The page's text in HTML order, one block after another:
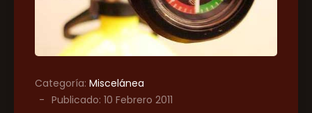
Categoría: Miscelánea
Publicado: 10 Febrero 2011